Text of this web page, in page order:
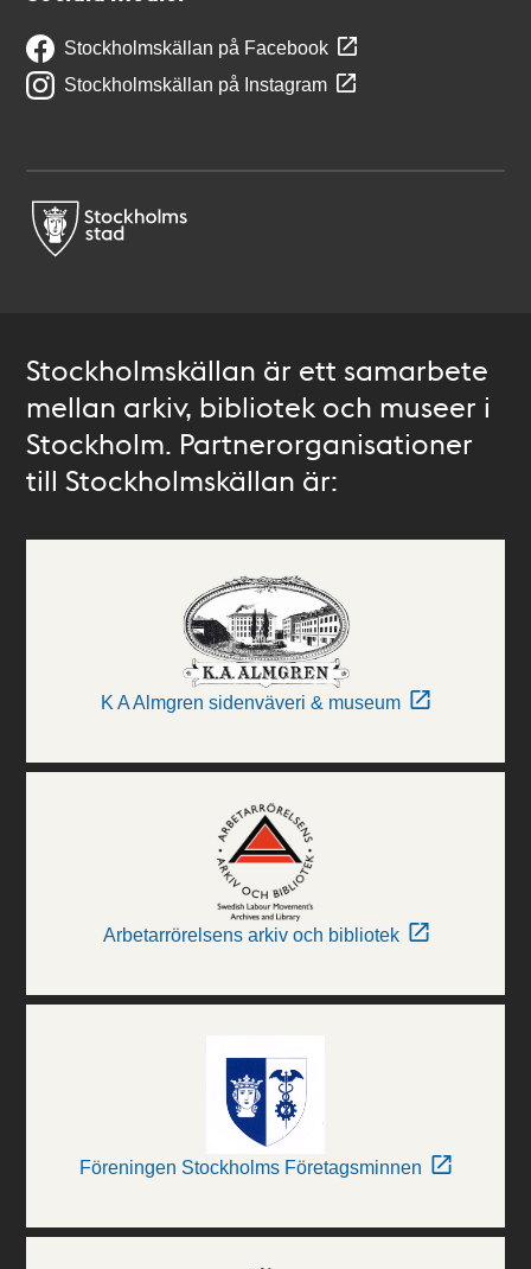
Stockholmskällan på Facebook
Stockholmskällan på Instagram
Stockholmskällan är ett samarbete
mellan arkiv, bibliotek och museer i
Stockholm. Partnerorganisationer
till Stockholmskällan är:
K A Almgren sidenväveri & museum
Arbetarrörelsens arkiv och bibliotek
Föreningen Stockholms Företagsminnen